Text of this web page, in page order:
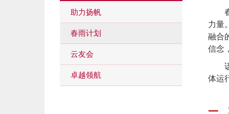
助力扬帆
春雨计划
云友会
卓越领航
春
力量
融合
信念
该
体运
一